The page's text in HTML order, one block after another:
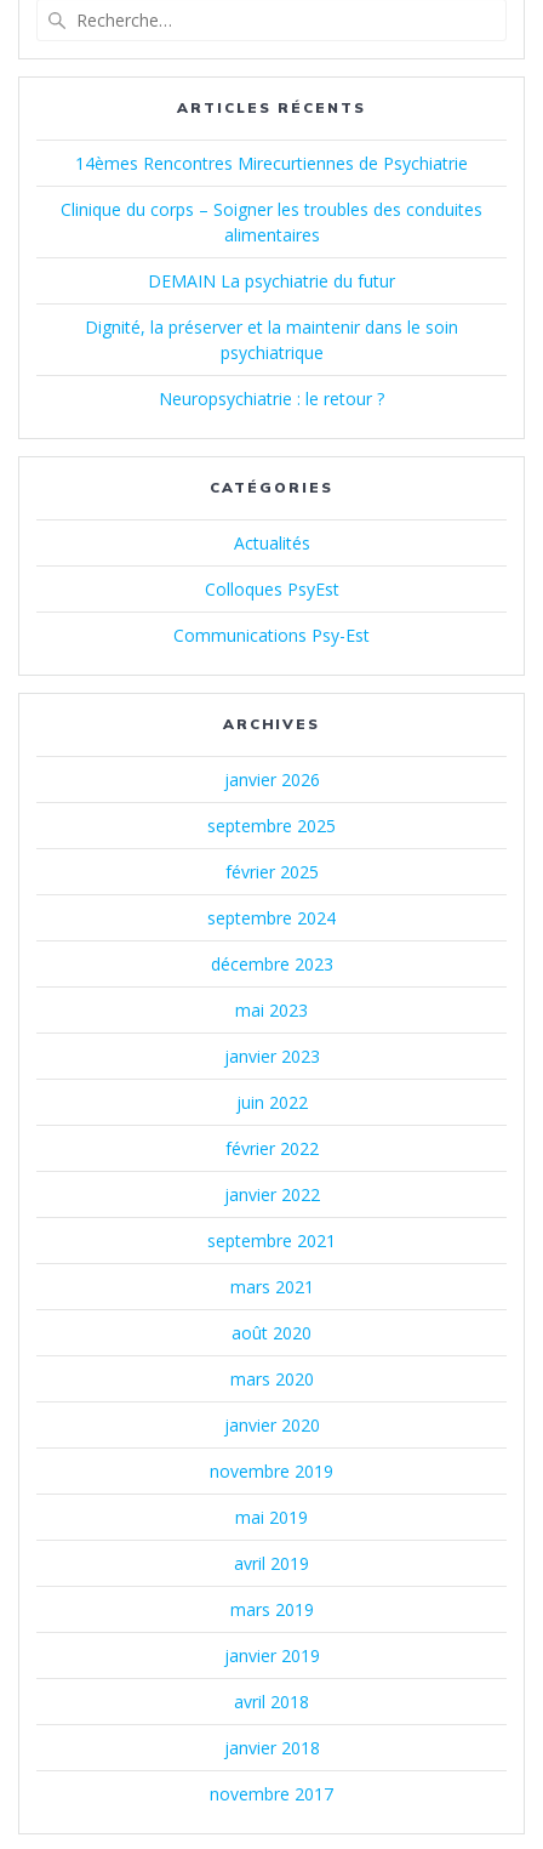
:
ARTICLES RÉCENTS
14èmes Rencontres Mirecurtiennes de Psychiatrie
Clinique du corps – Soigner les troubles des conduites
alimentaires
DEMAIN La psychiatrie du futur
Dignité, la préserver et la maintenir dans le soin
psychiatrique
Neuropsychiatrie : le retour ?
CATÉGORIES
Actualités
Colloques PsyEst
Communications Psy-Est
ARCHIVES
janvier 2026
septembre 2025
février 2025
septembre 2024
décembre 2023
mai 2023
janvier 2023
juin 2022
février 2022
janvier 2022
septembre 2021
mars 2021
août 2020
mars 2020
janvier 2020
novembre 2019
mai 2019
avril 2019
mars 2019
janvier 2019
avril 2018
janvier 2018
novembre 2017